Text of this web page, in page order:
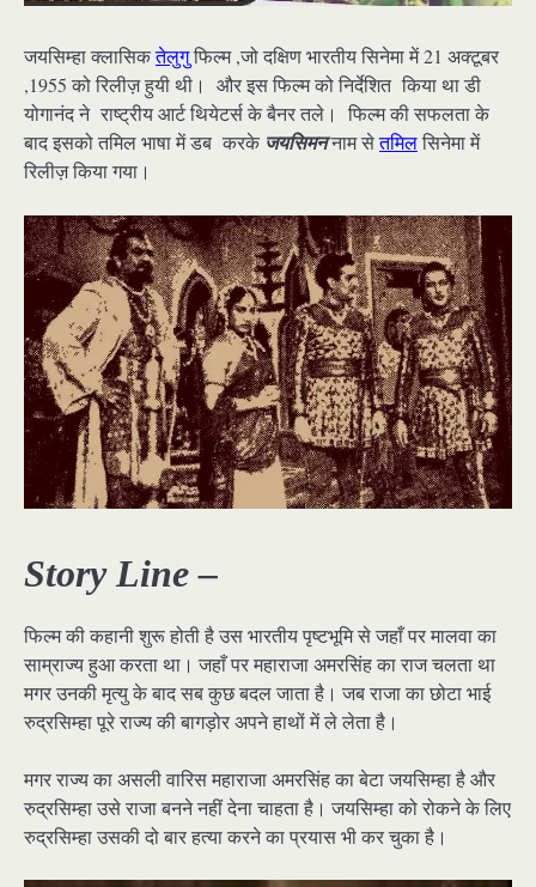
जयसिम्हा क्लासिकतेलुगुफिल्म ,जो दक्षिण भारतीय सिनेमा में 21 अक्टूबर
,1955 को रिलीज़ हुयी थी। और इस फिल्म को निर्देशित किया था डी
योगानंद ने राष्ट्रीय आर्ट थियेटर्स के बैनर तले। फिल्म की सफलता के
बाद इसको तमिल भाषा में डब करके जयसिमननाम सेतमिलसिनेमा में
रिलीज़ किया गया।
Story Line –
फिल्म की कहानी शुरू होती है उस भारतीय पृष्टभूमि से जहाँ पर मालवा का
साम्राज्य हुआ करता था। जहाँ पर महाराजा अमरसिंह का राज चलता था
मगर उनकी मृत्यु के बाद सब कुछ बदल जाता है। जब राजा का छोटा भाई
रुद्रसिम्हा पूरे राज्य की बागड़ोर अपने हाथों में ले लेता है।
मगर राज्य का असली वारिस महाराजा अमरसिंह का बेटा जयसिम्हा है और
रुद्रसिम्हा उसे राजा बनने नहीं देना चाहता है। जयसिम्हा को रोकने के लिए
रुद्रसिम्हा उसकी दो बार हत्या करने का प्रयास भी कर चुका है।